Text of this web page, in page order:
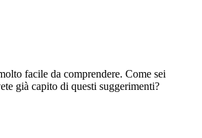
facile da comprendere. Come sei
già capito di questi suggerimenti?